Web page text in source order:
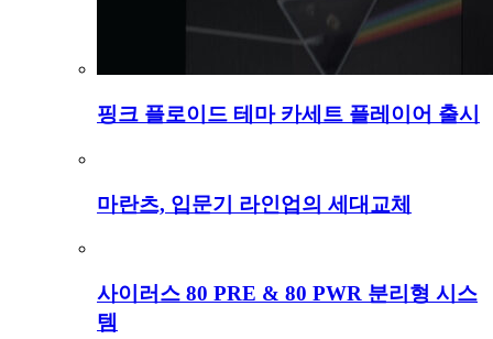
핑크 플로이드 테마 카세트 플레이어 출시
마란츠, 입문기 라인업의 세대교체
사이러스 80 PRE & 80 PWR 분리형 시스
템